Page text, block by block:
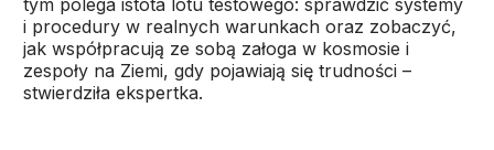
i procedury w realnych warunkach oraz zobaczyć,
jak współpracują ze sobą załoga w kosmosie i
zespoły na Ziemi, gdy pojawiają się trudności –
stwierdziła ekspertka.